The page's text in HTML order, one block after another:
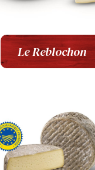
Le Reblochon